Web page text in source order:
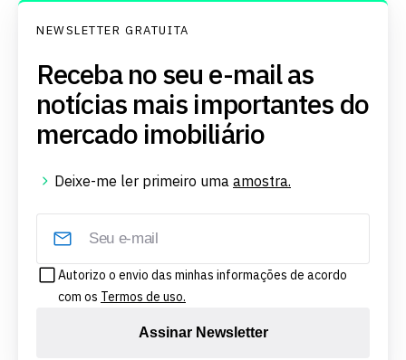
NEWSLETTER GRATUITA
Receba no seu e-mail as
notícias mais importantes do
mercado imobiliário
Deixe-me ler primeiro uma amostra.
Autorizo o envio das minhas informações de acordo
com os Termos de uso.
Assinar Newsletter